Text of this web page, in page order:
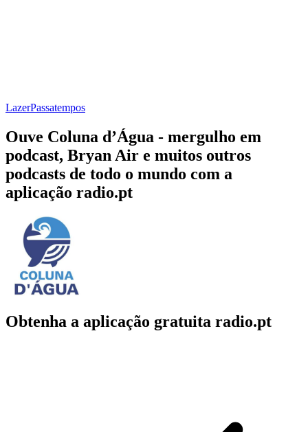
LazerPassatempos
Ouve Coluna d’Água - mergulho em
podcast, Bryan Air e muitos outros
podcasts de todo o mundo com a
aplicação radio.pt
Obtenha a aplicação gratuita radio.pt